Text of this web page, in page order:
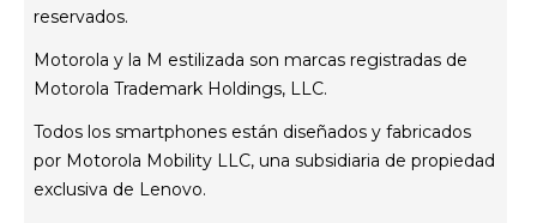
familia moto e
reservados.
Motorola y la M estilizada son marcas registradas de
Motorola Trademark Holdings, LLC.
Todos los smartphones están diseñados y fabricados
por Motorola Mobility LLC, una subsidiaria de propiedad
exclusiva de Lenovo.